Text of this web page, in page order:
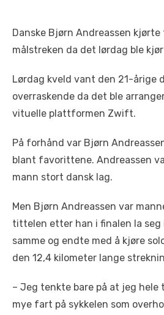
Danske Bjørn Andreassen
målstreken da det lørdag ble
Lørdag kveld vant den 21-årige
overraskende da det ble
vituelle plattformen Zwift.
På forhånd var Bjørn
blant favorittene. Andreassen
mann stort dansk lag.
Men Bjørn Andreassen var
tittelen etter han i finalen la
samme og endte med å kjøre
den 12,4 kilometer lange
– Jeg tenkte bare på at jeg hele
mye fart på sykkelen som